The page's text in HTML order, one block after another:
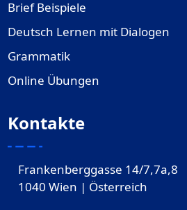
Brief Beispiele
Deutsch Lernen mit Dialogen
Grammatik
Online Übungen
Kontakte
Frankenberggasse 14/7,7a,8
1040 Wien | Österreich